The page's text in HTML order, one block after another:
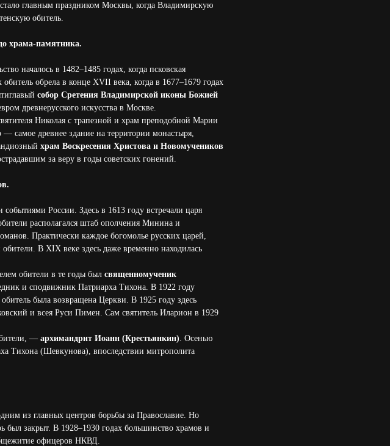
главным праздником Москвы, когда Владимирскую
обитель.
храма-памятника.
началось в 1482–1485 годах, когда псковская
обрела в конце XVII века, когда в 1677–1679 годах
собор Сретения Владимирской иконы Божией
древнерусского искусства в Москве.
Николая с трапезной и храм преподобной Марии
— самое древнее здание на территории монастыря,
храм Воскресения Христова и Новомучеников
за веру в годы советских гонений.
России. Здесь в 1613 году встречали царя
располагался штаб ополчения Минина и
Практически каждое богомолье русских царей,
В XIX веке здесь даже временно находилась
обители в те годы был священномученик
и сподвижник Патриарха Тихона. В 1922 году
была возвращена Церкви. В 1925 году здесь
и всея Руси Пимен. Сам святитель Иларион в 1929
— архимандрит Иоанн (Крестьянкин). Осенью
Тихона (Шевкунова), впоследствии митрополита
из главных центров борьбы за Православие. Но
был закрыт. В 1928–1930 годах большинство храмов и
офицеров НКВД.